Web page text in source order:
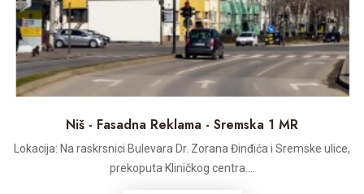
Niš - Fasadna Reklama - Sremska 1 MR
Lokacija: Na raskrsnici Bulevara Dr. Zorana Đinđića i Sremske ulice,
prekoputa Kliničkog centra....